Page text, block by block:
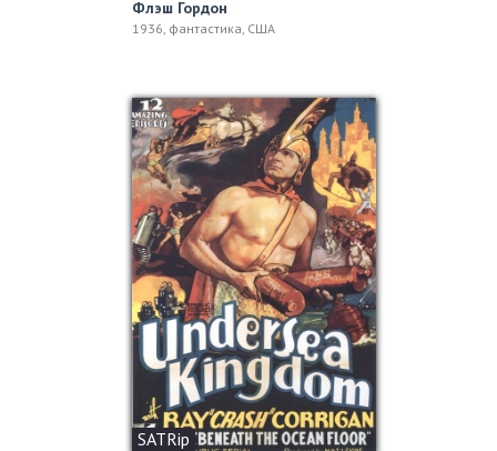
Флэш Гордон
1936, фантастика, США
SATRip